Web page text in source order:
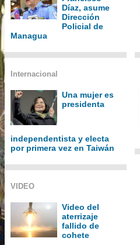
Díaz, asume
Dirección
Policial de
Managua
Internacional
Una mujer es
presidenta
independentista y electa
por primera vez en Taiwán
VIDEO
Video del
aterrizaje
fallido de
cohete